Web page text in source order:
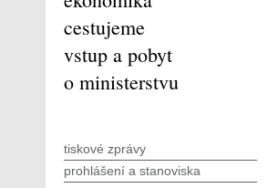
cestujeme
vstup a pobyt
o ministerstvu
tiskové zprávy
prohlášení a stanoviska